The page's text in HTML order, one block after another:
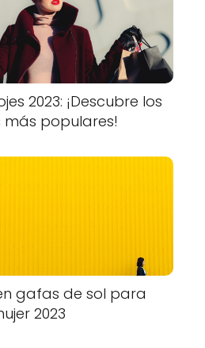
2023: ¡Descubre los
más populares!
gafas de sol para
2023